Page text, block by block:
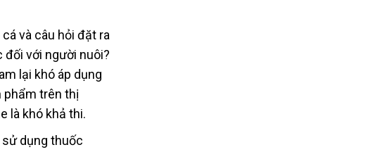
và câu hỏi đặt ra
đối với người nuôi?
lại khó áp dụng
phẩm trên thị
là khó khả thi.
sử dụng thuốc